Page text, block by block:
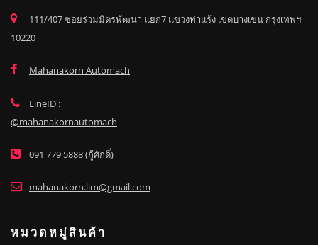
111/407 ซอยร่วมมิตรพัฒนา แยก7 แขวงท่าแร้ง เขตบางเขน กรุงเทพฯ
10220
Mahanakorn Automach
LineID :
@mahanakornautomach
091 779 5888(กู้ศักดิ์)
mahanakorn.lim@gmail.com
หมวดหมู่สินค้า